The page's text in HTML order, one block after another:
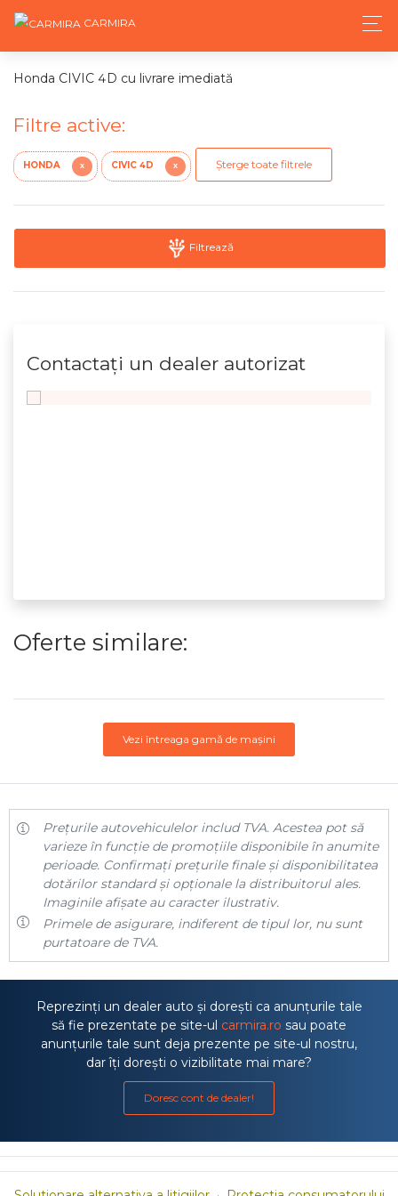
CARMIRA
Honda CIVIC 4D cu livrare imediată
Filtre active:
HONDA X CIVIC 4D X Șterge toate filtrele
Filtrează
Contactaţi un dealer autorizat
Oferte similare:
Vezi întreaga gamă de mașini
Prețurile autovehiculelor includ TVA. Acestea pot să
varieze în funcție de promoțiile disponibile în anumite
perioade. Confirmați prețurile finale și disponibilitatea
dotărilor standard și opționale la distribuitorul ales.
Imaginile afișate au caracter ilustrativ.
Primele de asigurare, indiferent de tipul lor, nu sunt
purtatoare de TVA.
Reprezinți un dealer auto și dorești ca anunțurile tale
să fie prezentate pe site-ul carmira.ro sau poate
anunțurile tale sunt deja prezente pe site-ul nostru,
dar îți dorești o vizibilitate mai mare?
Doresc cont de dealer!